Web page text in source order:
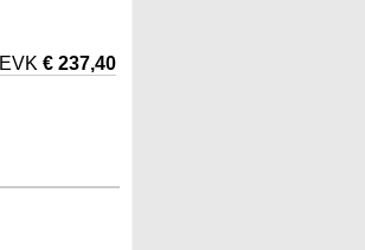
EVK € 237,40